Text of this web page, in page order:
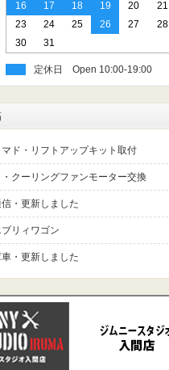
16
17 18 19 20 21
23
24 25 26 27 28
30
31
定休日
ド・リフトアップキット取付
クーリングファンモーター交換
・更新しました
リィワゴン
・更新しました